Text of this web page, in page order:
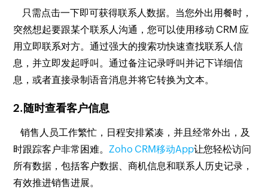
只需点击一下即可获得联系人数据。当您外出用餐时，
突然想起要跟某个联系人沟通，您可以使用移动 CRM 应
用立即联系对方。通过强大的搜索功快速查找联系人信
息，并立即发起呼叫。通过备注记录呼叫并记下详细信
息，或者直接录制语音消息并将它转换为文本。
2.随时查看客户信息
销售人员工作繁忙，日程安排紧凑，并且经常外出，及
时跟踪客户非常困难。Zoho CRM移动App让您轻松访问
所有数据，包括客户数据、商机信息和联系人历史记录，
有效推进销售进展。